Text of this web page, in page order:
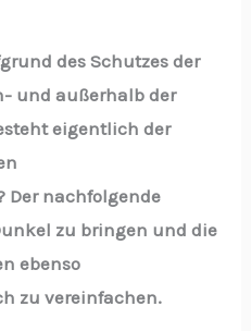
des Schutzes der
und außerhalb der
eigentlich der
Der nachfolgende
zu bringen und die
ebenso
zu vereinfachen.